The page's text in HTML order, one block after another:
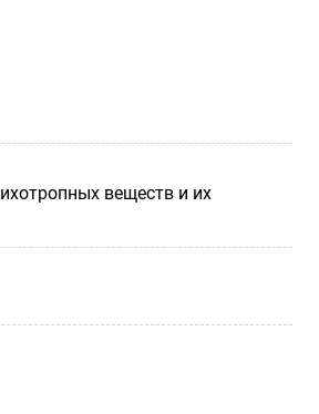
веществ и их